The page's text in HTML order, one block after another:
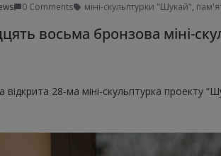
0 Comments міні-скульптурки "Шукай",
восьма бронзова міні-
відкрита 28-ма міні-скульптурка проекту